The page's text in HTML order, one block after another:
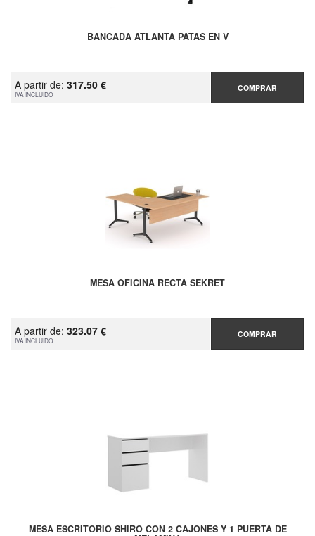
BANCADA ATLANTA PATAS EN V
A partir de: 317.50 €
IVA INCLUIDO
COMPRAR
MESA OFICINA RECTA SEKRET
A partir de: 323.07 €
IVA INCLUIDO
COMPRAR
MESA ESCRITORIO SHIRO CON 2 CAJONES Y 1 PUERTA DE